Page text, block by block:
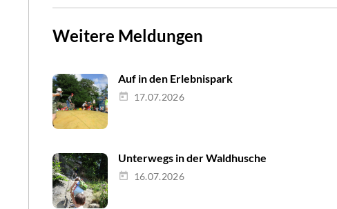
Weitere Meldungen
Auf in den Erlebnispark
17.07.2026
Unterwegs in der Waldhusche
16.07.2026